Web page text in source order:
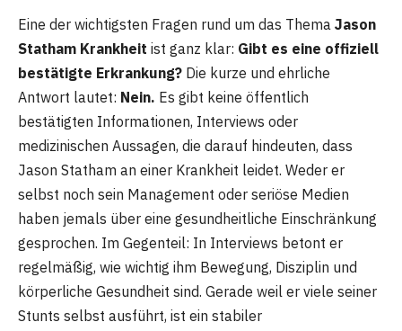
Eine der wichtigsten Fragen rund um das Thema Jason
Statham Krankheit ist ganz klar: Gibt es eine offiziell
bestätigte Erkrankung? Die kurze und ehrliche
Antwort lautet: Nein. Es gibt keine öffentlich
bestätigten Informationen, Interviews oder
medizinischen Aussagen, die darauf hindeuten, dass
Jason Statham an einer Krankheit leidet. Weder er
selbst noch sein Management oder seriöse Medien
haben jemals über eine gesundheitliche Einschränkung
gesprochen. Im Gegenteil: In Interviews betont er
regelmäßig, wie wichtig ihm Bewegung, Disziplin und
körperliche Gesundheit sind. Gerade weil er viele seiner
Stunts selbst ausführt, ist ein stabiler